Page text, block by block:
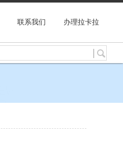
联系我们 办理拉卡拉